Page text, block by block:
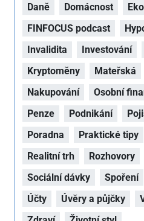
Daně
Domácnost
FINFOCUS podcast
Invalidita
Investování
Kryptoměny
Mateřská
Nakupování
Osobní
Penze
Podnikání
Poradna
Praktické tipy
Realitní trh
Rozhovory
Sociální dávky
Spoření
Účty
Úvěry a půjčky